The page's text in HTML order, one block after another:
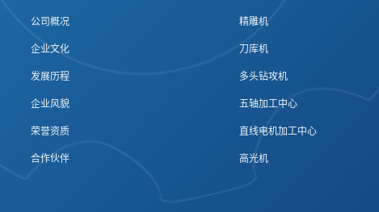
公司概况
企业文化
发展历程
企业风貌
荣誉资质
合作伙伴
精雕机
刀库机
多头钻攻机
五轴加工中心
直线电机加工中心
高光机